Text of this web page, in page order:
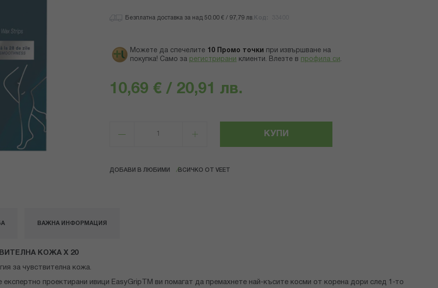
Безплатна доставка за над 50.00 € / 97,79 лв.
Можете да спечелите 10 Промо точки
при извършване на
покупка! Само за регистрирани клиенти. Влезте в профила си .
10,69 € / 20,91 лв.
КУПИ
ДОБАВИ В ЛЮБИМИ ВСИЧКО ОТ VEET
КОЖА Х 20
за чувствителна кожа.
проектирани ивици EasyGripTM ви помагат да премахнете най-късите косми от корена дори след 1-то
ВАЖНА ИНФОРМАЦИЯ